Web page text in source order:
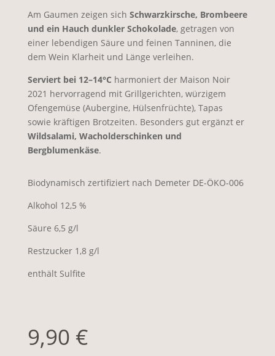
Am Gaumen zeigen sich Schwarzkirsche, Brombeere
und ein Hauch dunkler Schokolade, getragen von
einer lebendigen Säure und feinen Tanninen, die
dem Wein Klarheit und Länge verleihen.
Serviert bei 12–14°C harmoniert der Maison Noir
2021 hervorragend mit Grillgerichten, würzigem
Ofengemüse (Aubergine, Hülsenfrüchte), Tapas
sowie kräftigen Brotzeiten. Besonders gut ergänzt er
Wildsalami, Wacholderschinken und
Bergblumenkäse.
Biodynamisch zertifiziert nach Demeter DE-ÖKO-006
Alkohol 12,5 %
Säure 6,5 g/l
Restzucker 1,8 g/l
enthält Sulfite
9,90 €